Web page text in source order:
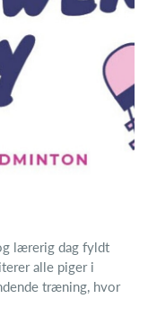
lærerig dag fyldt
alle piger i
træning, hvor